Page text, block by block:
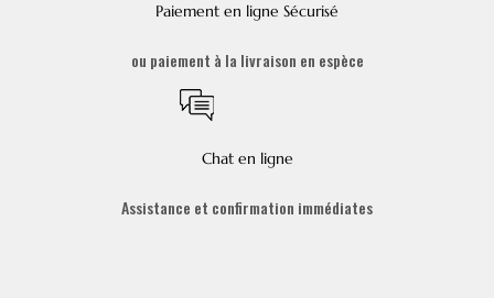
Paiement en ligne Sécurisé
ou paiement à la livraison en espèce
Chat en ligne
Assistance et confirmation immédiates